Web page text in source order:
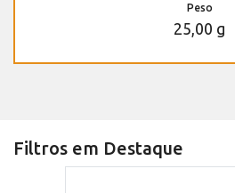
Peso
25,00 g
Filtros em Destaque